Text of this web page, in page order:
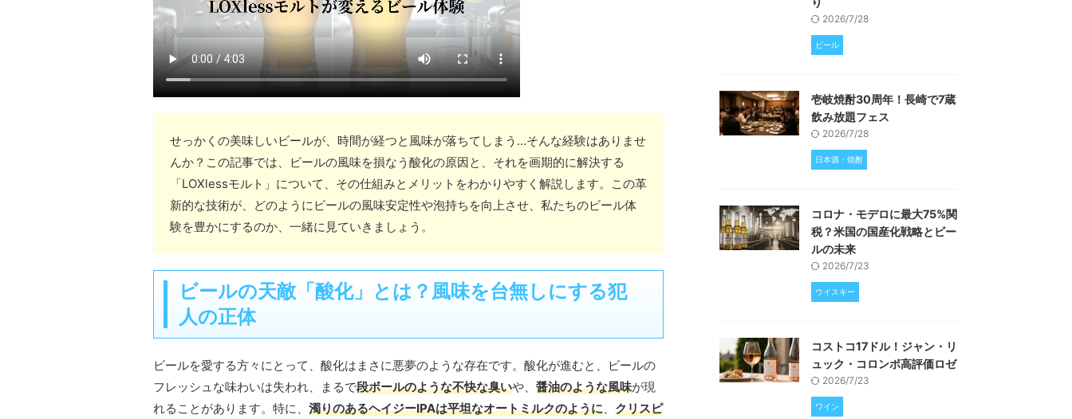
せっかくの美味しいビールが、時間が経つと風味が落ちてしまう…そんな経験はありませ
んか？この記事では、ビールの風味を損なう酸化の原因と、それを画期的に解決する
「LOXlessモルト」について、その仕組みとメリットをわかりやすく解説します。この革
新的な技術が、どのようにビールの風味安定性や泡持ちを向上させ、私たちのビール体
験を豊かにするのか、一緒に見ていきましょう。
ビールの天敵「酸化」とは？風味を台無しにする犯
人の正体
ビールを愛する方々にとって、酸化はまさに悪夢のような存在です。酸化が進むと、ビールの
フレッシュな味わいは失われ、まるで段ボールのような不快な臭いや、 醤油のような風味が現
れることがあります。特に、 濁りのあるヘイジーIPAは平坦なオートミルクのように
クリスピ
2026/7/28
ビール
壱岐焼酎30周年！長崎で7蔵
飲み放題フェス
2026/7/28
日本酒・焼酎
コロナ・モデロに最大75%関
税？米国の国産化戦略とビー
ルの未来
2026/7/23
ウイスキー
コストコ17ドル！ジャン・リ
ュック・コロンボ高評価ロゼ
2026/7/23
ワイン